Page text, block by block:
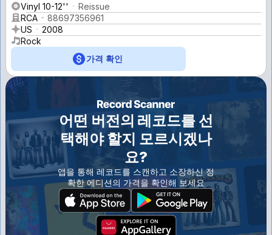
Vinyl 10-12''
Reissue
RCA
88697356961
US
2008
Rock
가격 확인
어떤 버전의 레코드를 선
택해야 할지 모르시겠나
요?
앱을 통해 레코드를 스캔하고 소장하신 정
확한 에디션의 가격을 확인해 보세요